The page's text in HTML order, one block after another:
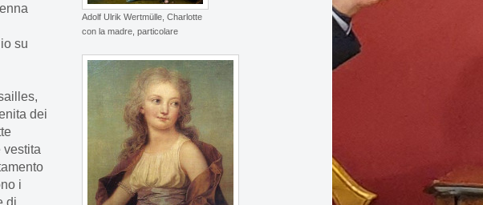
su
dei
vestita
i
di
Adolf Ulrik Wertmülle, Charlotte
con la madre, particolare